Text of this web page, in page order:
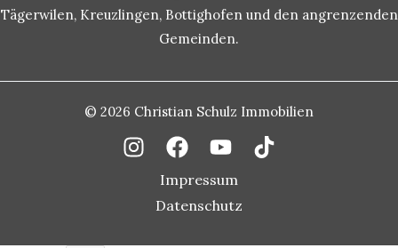
Tägerwilen, Kreuzlingen, Bottighofen und den angrenzenden
Gemeinden.
© 2026 Christian Schulz Immobilien
Impressum
Datenschutz